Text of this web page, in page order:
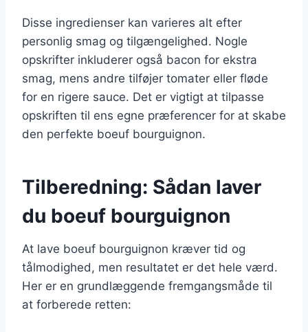
Disse ingredienser kan varieres alt efter
personlig smag og tilgængelighed. Nogle
opskrifter inkluderer også bacon for ekstra
smag, mens andre tilføjer tomater eller fløde
for en rigere sauce. Det er vigtigt at tilpasse
opskriften til ens egne præferencer for at skabe
den perfekte boeuf bourguignon.
Tilberedning: Sådan laver
du boeuf bourguignon
At lave boeuf bourguignon kræver tid og
tålmodighed, men resultatet er det hele værd.
Her er en grundlæggende fremgangsmåde til
at forberede retten: